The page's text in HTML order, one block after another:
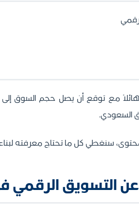
السعودي.
سنغطي كل ما تحتاج معرفته
التسويق الرقمي